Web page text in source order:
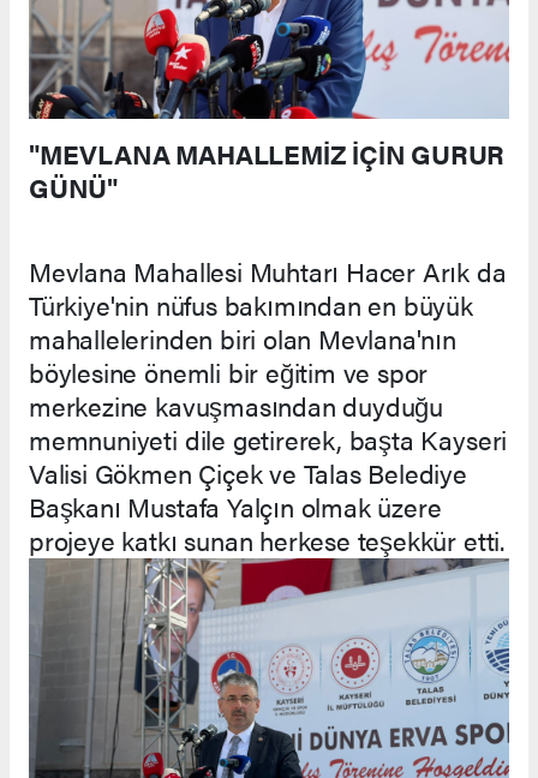
"MEVLANA MAHALLEMİZ İÇİN GURUR
GÜNÜ"
Mevlana Mahallesi Muhtarı Hacer Arık da
Türkiye'nin nüfus bakımından en büyük
mahallelerinden biri olan Mevlana'nın
böylesine önemli bir eğitim ve spor
merkezine kavuşmasından duyduğu
memnuniyeti dile getirerek, başta Kayseri
Valisi Gökmen Çiçek ve Talas Belediye
Başkanı Mustafa Yalçın olmak üzere
projeye katkı sunan herkese teşekkür etti.